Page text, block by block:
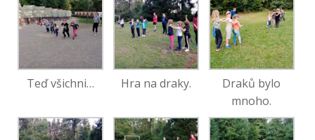
Teď všichni… Hra na draky.
Draků bylo
mnoho.